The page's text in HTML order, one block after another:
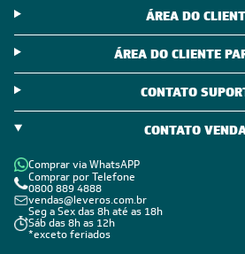
ÁREA DO
ÁREA DO CLIENTE
CONTATO
CONTATO
Comprar via WhatsAPP
Comprar por Telefone
0800 889 4888
vendas@leveros.com.br
Seg a Sex das 8h até as 18h
Sáb das 8h as 12h
*exceto feriados